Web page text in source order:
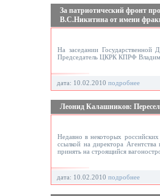
За патриотический фронт
В.С.Никитина от имени
На заседании
Председатель ЦКРК КПРФ
дата: 10.02.2010 подробнее
Леонид Калашников:
Недавно в некоторых
ссылкой на директора
принять на строящийся
дата: 10.02.2010 подробнее